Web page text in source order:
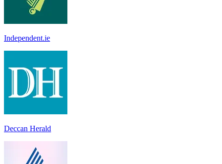
Independent.ie
Deccan Herald